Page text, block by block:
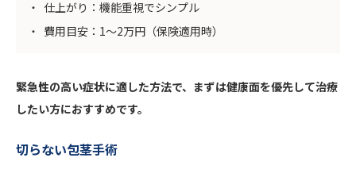
仕上がり：機能重視でシンプル
費用目安：1〜2万円（保険適用時）
緊急性の高い症状に適した方法で、まずは健康面を優先して治療
したい方におすすめです。
切らない包茎手術